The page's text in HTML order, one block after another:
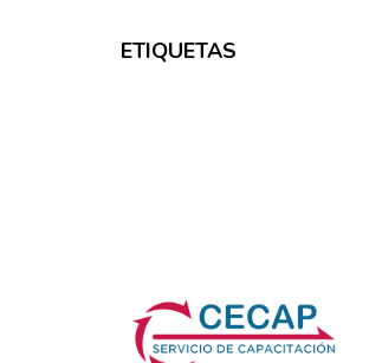
ETIQUETAS